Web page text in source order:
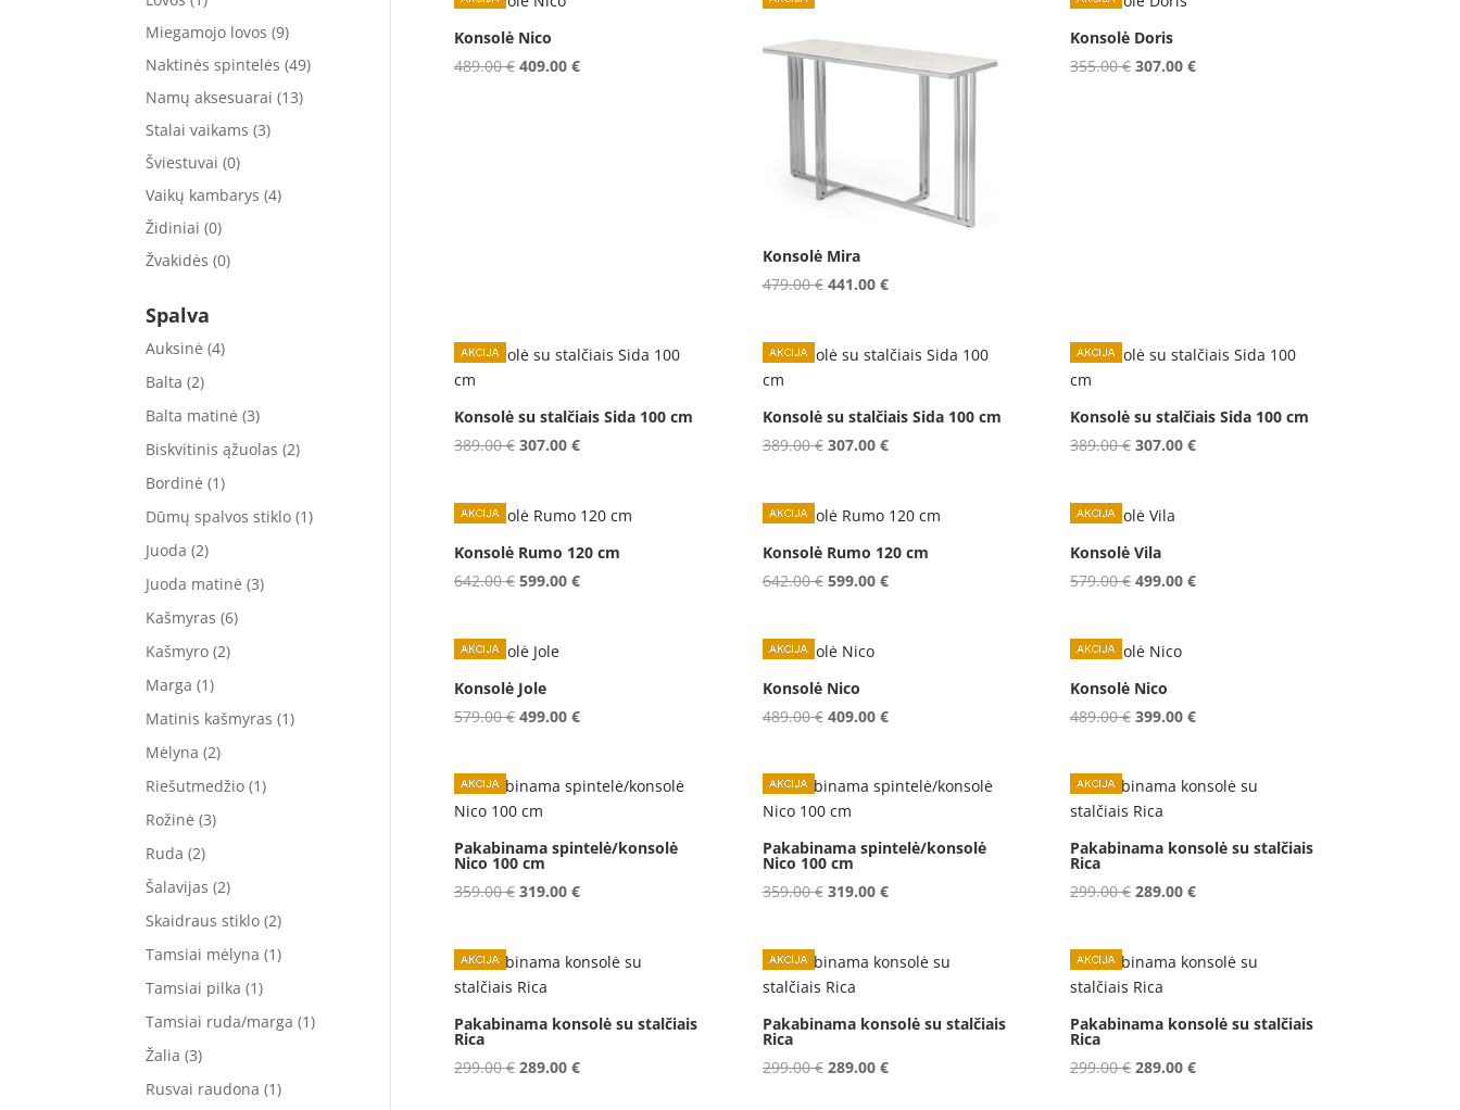
Konsolė Nico
489.00€ Original
409.00 €Current
Konsolė Mira
479.00€ Original
479.00 €.
441.00 €Current
441.00 €.
Konsolė Doris
355.00€ Original
307.00€Current
Konsolė su stalčiais Sida 100 cm
389.00€ Original
389.00 €.
307.00 €Current
307.00 €.
Konsolė su stalčiais Sida 100 cm
389.00€ Original
389.00 €.
307.00 €Current
307.00 €.
Konsolė su stalčiais Sida 100 cm
389.00€ Original
389.00 €.
307.00€Current
Konsolė Rumo 120 cm
642.00€ Original
642.00 €.
599.00 €Current
Konsolė Rumo 120 cm
642.00€ Original
642.00 €.
599.00 €Current
Konsolė Vila
579.00€ Original
579.00 €.
499.00€Current
Konsolė Jole
579.00€ Original
579.00 €.
499.00 €Current
499.00 €.
Konsolė Nico
489.00€ Original
489.00 €.
409.00 €Current
409.00 €.
Konsolė Nico
489.00€ Original
489.00 €.
399.00€Current
399.00 €.
Pakabinama spintelė/konsolė
Nico 100 cm
359.00€ Original
359.00 €.
319.00 €Current
319.00 €.
Pakabinama spintelė/konsolė
Nico 100 cm
359.00€ Original
359.00 €.
319.00 €Current
319.00 €.
Pakabinama konsolė su stalčiais
Rica
299.00€ Original
299.00 €.
289.00€Current
289.00 €.
Pakabinama konsolė su stalčiais
Rica
299.00€ Original
289.00 €Current
Pakabinama konsolė su stalčiais
Rica
299.00€ Original
289.00 €Current
Pakabinama konsolė su stalčiais
Rica
299.00€ Original
289.00€Current
Miegamojo lovos (9)
Naktinės spintelės (49)
Namų aksesuarai (13)
Stalai vaikams (3)
Šviestuvai (0)
Vaikų kambarys (4)
Židiniai (0)
Žvakidės (0)
Spalva
Auksinė (4)
Balta (2)
Balta matinė (3)
Biskvitinis ąžuolas (2)
Bordinė (1)
Dūmų spalvos stiklo (1)
Juoda (2)
Juoda matinė (3)
Kašmyras (6)
Kašmyro (2)
Marga (1)
Matinis kašmyras (1)
Mėlyna (2)
Riešutmedžio (1)
Rožinė (3)
Ruda (2)
Šalavijas (2)
Skaidraus stiklo (2)
Tamsiai mėlyna (1)
Tamsiai pilka (1)
Tamsiai ruda/marga (1)
Žalia (3)
Rusvai raudona (1)